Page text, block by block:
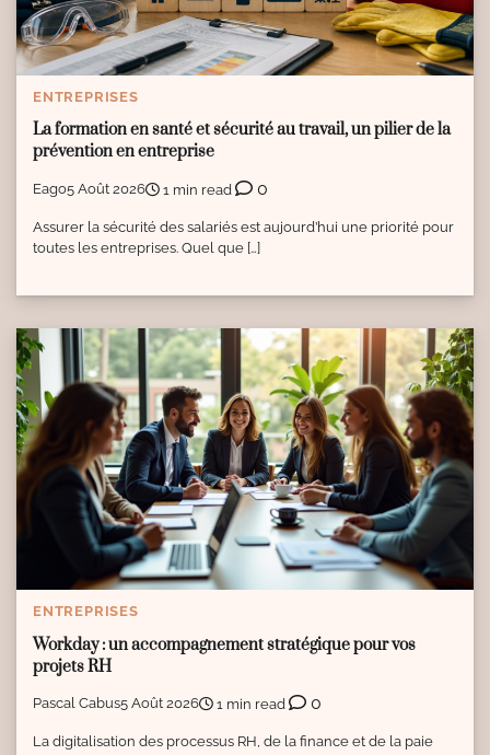
ENTREPRISES
La formation en santé et sécurité au travail, un pilier de la
prévention en entreprise
Eago5 Août 2026 1 min read 0
Assurer la sécurité des salariés est aujourd’hui une priorité pour
toutes les entreprises. Quel que […]
ENTREPRISES
Workday : un accompagnement stratégique pour vos
projets RH
Pascal Cabus5 Août 2026 1 min read 0
La digitalisation des processus RH, de la finance et de la paie